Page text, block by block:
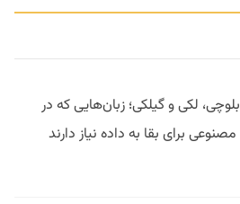
لکی و گیلکی؛ زبان‌هایی که در
برای بقا به داده نیاز دارند